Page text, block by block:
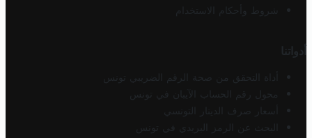
شروط وأحكام الاستخدام
أدواتنا
أداة التحقق من صحة الرقم الضريبي تونس
محول رقم الحساب الآيبان في تونس
أسعار صرف الدينار التونسي
البحث عن الرمز البريدي في تونس